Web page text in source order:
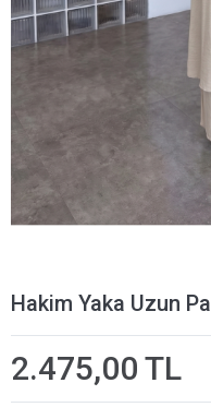
Hakim Yaka Uzun
2.475,00 TL